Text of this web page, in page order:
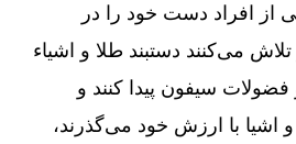
از افراد دست خود را در
می‌کنند دستبند طلا و اشیاء
سیفون پیدا کنند و
اشیا با ارزش خود می‌گذرند،